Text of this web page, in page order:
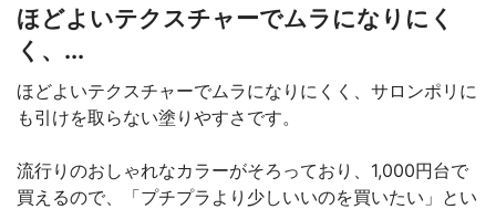
ほどよいテクスチャーでムラになりにく
く、...
ほどよいテクスチャーでムラになりにくく、サロンポリに
も引けを取らない塗りやすさです。
流行りのおしゃれなカラーがそろっており、1,000円台で
買えるので、「プチプラより少しいいのを買いたい」とい